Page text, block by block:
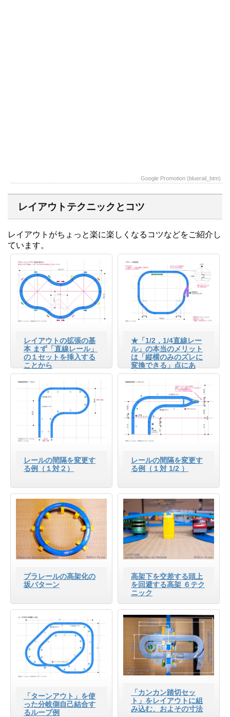
Google Promotion (bluerail_btm)
レイアウトテクニックとコツ
レイアウトがちょっと楽に楽しくなるコツなどをご紹介し
ています。
レイアウトの拡張の基
本 まず「直線レール」
の１セットを挿入する
ことから
★「1/2，1/4直線レー
ル」の本当のメリット
は「縦横のみのズレに
変換できる」点にあ
る！
レールの間隔を変更す
る例（１対２）
レールの間隔を変更す
る例（１対 1/2 ）
プラレールの高架化の
坂パターン
高架下を交差する頭上
を回避する高架 ６テク
ニック
「ターンアウト」を使
った分岐側自己結合す
るループ例
「カンカン踏切セッ
ト」をレイアウトに組
み込む、およその寸法